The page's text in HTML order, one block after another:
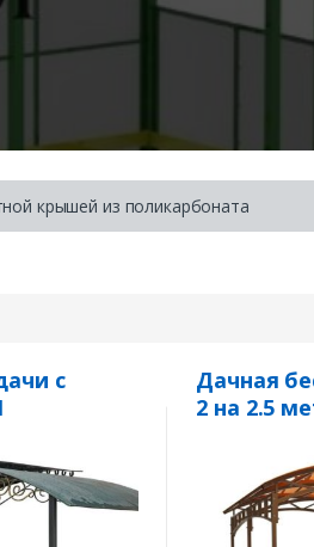
крышей из поликарбоната
с
Дачная
2 на 2.5